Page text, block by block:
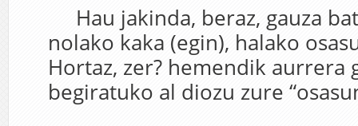
Hau jakinda, beraz, gauza
nolako kaka (egin), halako
Hortaz, zer? hemendik aurrera
begiratuko al diozu zure